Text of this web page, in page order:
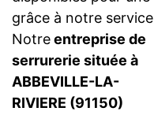
grâce à notre service
Notreentreprise de
serrurerie située à
ABBEVILLE-LA-
RIVIERE (91150)